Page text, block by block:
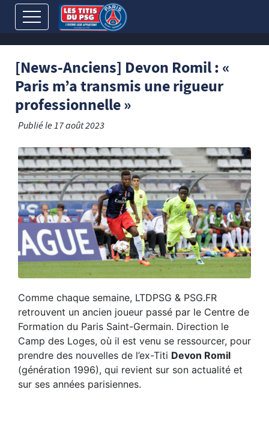
[News-Anciens] Devon Romil : «
Paris m’a transmis une rigueur
professionnelle »
Publié le17 août 2023
Comme chaque semaine, LTDPSG & PSG.FR
retrouvent un ancien joueur passé par le Centre de
Formation du Paris Saint-Germain. Direction le
Camp des Loges, où il est venu se ressourcer, pour
prendre des nouvelles de l’ex-Titi Devon Romil
(génération 1996), qui revient sur son actualité et
sur ses années parisiennes.